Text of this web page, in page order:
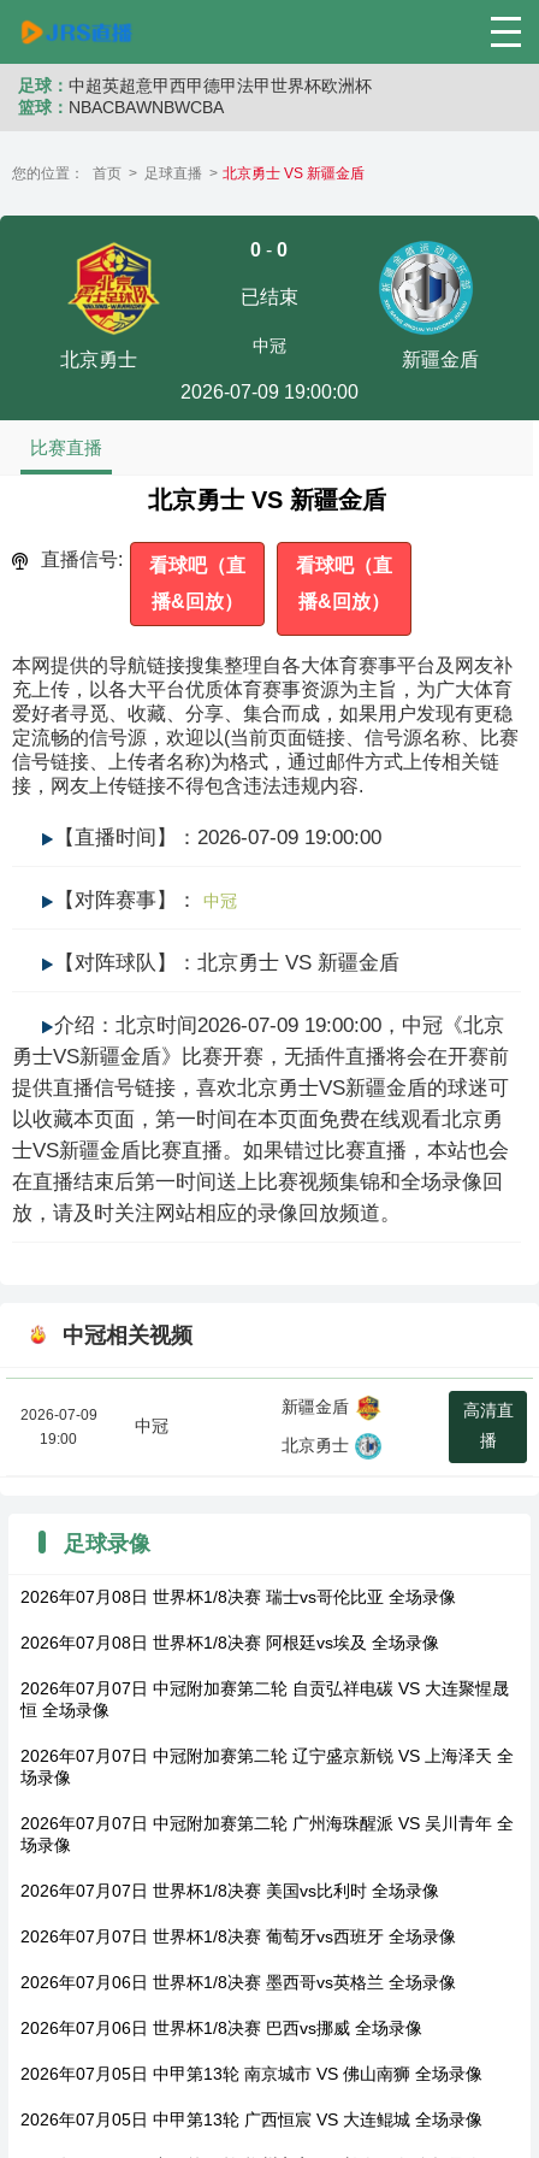
足球： 中超英超意甲西甲德甲法甲世界杯欧洲杯
篮球： NBACBAWNBWCBA
您的位置： 首页 > 足球直播 > 北京勇士 VS 新疆金盾
北京勇士
0 -0
已结束
中冠
2026-07-09 19:00:00
新疆金盾
比赛直播
北京勇士 VS 新疆金盾
直播信号:
看球吧（直
播&回放）
看球吧（直
播&回放）
本网提供的导航链接搜集整理自各大体育赛事平台及网友补
充上传，以各大平台优质体育赛事资源为主旨，为广大体育
爱好者寻觅、收藏、分享、集合而成，如果用户发现有更稳
定流畅的信号源，欢迎以(当前页面链接、信号源名称、比赛
信号链接、上传者名称)为格式，通过邮件方式上传相关链
接，网友上传链接不得包含违法违规内容.
【直播时间】：2026-07-09 19:00:00
【对阵赛事】：中冠
【对阵球队】：北京勇士 VS 新疆金盾
介绍：北京时间2026-07-09 19:00:00，中冠《北京
勇士VS新疆金盾》比赛开赛，无插件直播将会在开赛前
提供直播信号链接，喜欢北京勇士VS新疆金盾的球迷可
以收藏本页面，第一时间在本页面免费在线观看北京勇
士VS新疆金盾比赛直播。如果错过比赛直播，本站也会
在直播结束后第一时间送上比赛视频集锦和全场录像回
放，请及时关注网站相应的录像回放频道。
中冠相关视频
2026-07-09
19:00
中冠
新疆金盾
北京勇士
高清直
播
足球录像
2026年07月08日 世界杯1/8决赛 瑞士vs哥伦比亚 全场录像
2026年07月08日 世界杯1/8决赛 阿根廷vs埃及 全场录像
2026年07月07日 中冠附加赛第二轮 自贡弘祥电碳 VS 大连聚惺晟
恒 全场录像
2026年07月07日 中冠附加赛第二轮 辽宁盛京新锐 VS 上海泽天 全
场录像
2026年07月07日 中冠附加赛第二轮 广州海珠醒派 VS 吴川青年 全
场录像
2026年07月07日 世界杯1/8决赛 美国vs比利时 全场录像
2026年07月07日 世界杯1/8决赛 葡萄牙vs西班牙 全场录像
2026年07月06日 世界杯1/8决赛 墨西哥vs英格兰 全场录像
2026年07月06日 世界杯1/8决赛 巴西vs挪威 全场录像
2026年07月05日 中甲第13轮 南京城市 VS 佛山南狮 全场录像
2026年07月05日 中甲第13轮 广西恒宸 VS 大连鲲城 全场录像